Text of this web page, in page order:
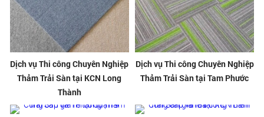
Dịch vụ Thi công Chuyên Nghiệp
Thảm Trải Sàn tại KCN Long
Thành
Dịch vụ Thi công Chuyên Nghiệp
Thảm Trải Sàn tại Tam Phước